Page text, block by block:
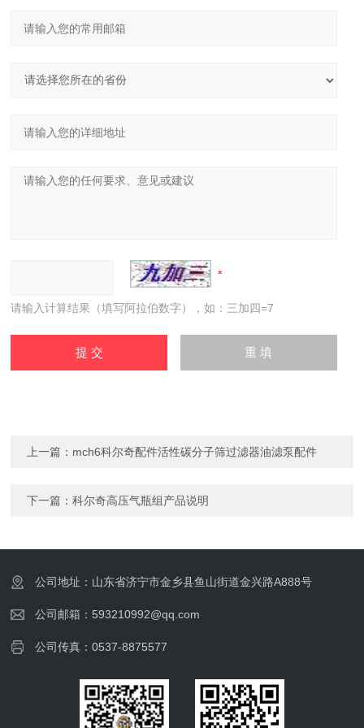
请输入计算结果（填写阿拉伯数字），如：三加四=7
上一篇： mch6科尔奇配件活性碳分子筛过滤器油滤泵配件
下一篇：科尔奇高压气瓶组产品说明
公司地址：山东省济宁市金乡县鱼山街道金兴路A888号
公司邮箱：593210992@qq.com
公司传真：0537-8875577